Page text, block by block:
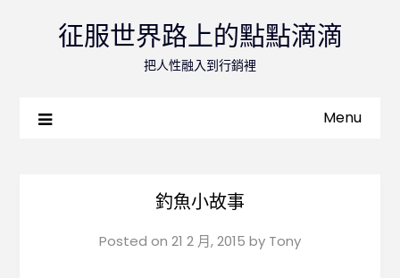
征服世界路上的點點滴滴
把人性融入到行銷裡
Menu
釣魚小故事
Posted on 21 2 月, 2015 by Tony